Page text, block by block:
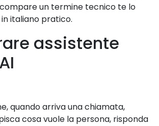
un termine tecnico te lo
italiano pratico.
assistente
quando arriva una chiamata,
cosa vuole la persona, risponda